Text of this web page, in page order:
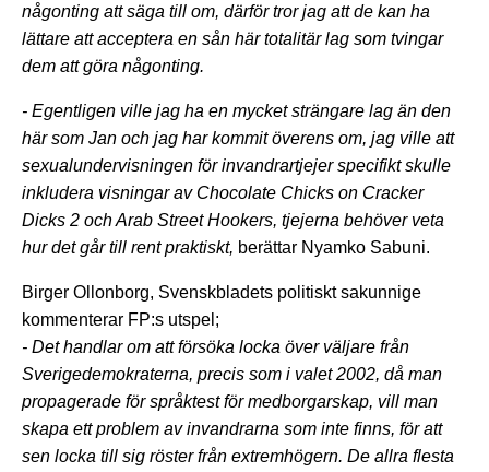
någonting att säga till om, därför tror jag att de kan ha
lättare att acceptera en sån här totalitär lag som tvingar
dem att göra någonting.
- Egentligen ville jag ha en mycket strängare lag än den
här som Jan och jag har kommit överens om, jag ville att
sexualundervisningen för invandrartjejer specifikt skulle
inkludera visningar av Chocolate Chicks on Cracker
Dicks 2 ochArab Street Hookers, tjejerna behöver veta
hur det går till rent praktiskt, berättar Nyamko Sabuni.
Birger Ollonborg, Svenskbladets politiskt sakunnige
kommenterar FP:s utspel;
- Det handlar om att försöka locka över väljare från
Sverigedemokraterna, precis som i valet 2002, då man
propagerade för språktest för medborgarskap, vill man
skapa ett problem av invandrarna som inte finns, för att
sen locka till sig röster från extremhögern. De allra flesta